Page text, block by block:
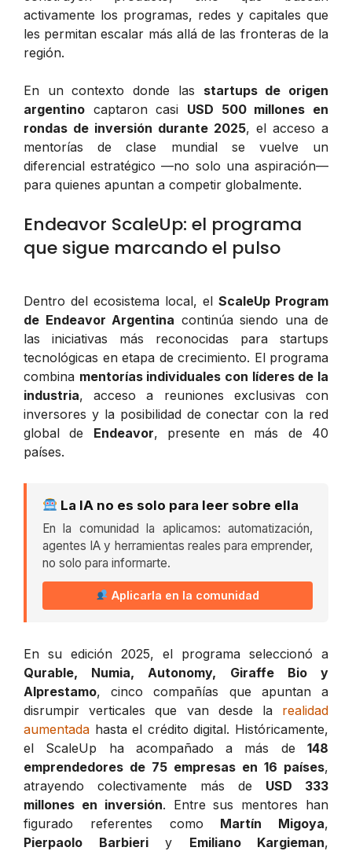
activamente los programas, redes y capitales que
les permitan escalar más allá de las fronteras de la
región.
En un contexto donde las startups de origen
argentino captaron casi USD 500 millones en
rondas de inversión durante 2025, el acceso a
mentorías de clase mundial se vuelve un
diferencial estratégico —no solo una aspiración—
para quienes apuntan a competir globalmente.
Endeavor ScaleUp: el programa
que sigue marcando el pulso
Dentro del ecosistema local, el ScaleUp Program
de Endeavor Argentina continúa siendo una de
las iniciativas más reconocidas para startups
tecnológicas en etapa de crecimiento. El programa
combina mentorías individuales con líderes de la
industria, acceso a reuniones exclusivas con
inversores y la posibilidad de conectar con la red
global de Endeavor, presente en más de 40
países.
La IA no es solo para leer sobre ella
En la comunidad la aplicamos: automatización,
agentes IA y herramientas reales para emprender,
no solo para informarte.
Aplicarla en la comunidad
En su edición 2025, el programa seleccionó a
Qurable, Numia, Autonomy, Giraffe Bio y
Alprestamo, cinco compañías que apuntan a
disrumpir verticales que van desde la realidad
aumentada hasta el crédito digital. Históricamente,
el ScaleUp ha acompañado a más de 148
emprendedores de 75 empresas en 16 países,
atrayendo colectivamente más de USD 333
millones en inversión. Entre sus mentores han
figurado referentes como Martín Migoya,
Pierpaolo Barbieriy Emiliano Kargieman,